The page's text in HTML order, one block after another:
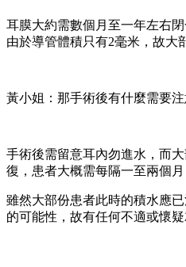
耳膜大約需數個月至一年左右
由於導管體積只有2毫米，故大
黃小姐：那手術後有什麼需要注
手術後需留意耳內勿進水，而
復，患者大概需每隔一至兩個月
雖然大部份患者此時的積水應
的可能性，故有任何不適或懷疑